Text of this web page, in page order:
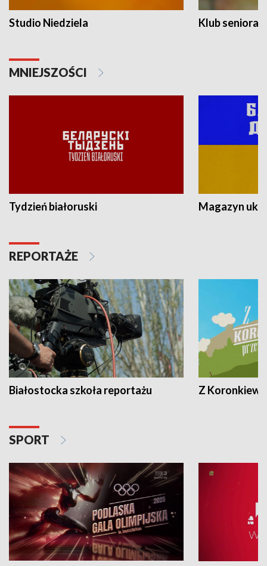
Studio Niedziela Klub seniora
MNIEJSZOŚCI
Tydzień białoruski Magazyn
REPORTAŻE
Białostocka szkoła reportażu Z
SPORT